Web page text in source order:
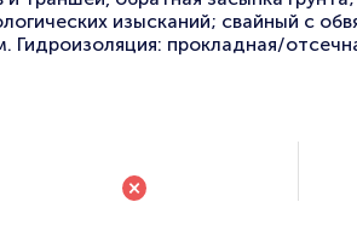
изысканий; свайный с
Гидроизоляция: прокладная/